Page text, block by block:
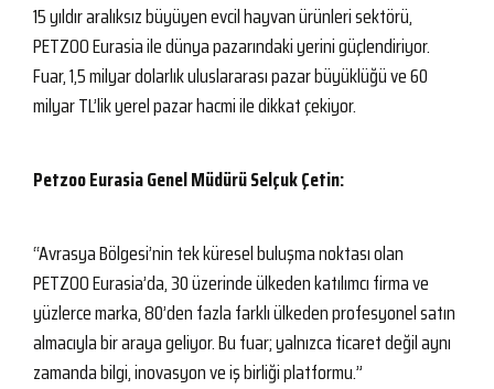
15 yıldır aralıksız büyüyen evcil hayvan ürünleri sektörü,
PETZOO Eurasia ile dünya pazarındaki yerini güçlendiriyor.
Fuar, 1,5 milyar dolarlık uluslararası pazar büyüklüğü ve 60
milyar TL’lik yerel pazar hacmi ile dikkat çekiyor.
Petzoo Eurasia Genel Müdürü Selçuk Çetin:
“Avrasya Bölgesi’nin tek küresel buluşma noktası olan
PETZOO Eurasia’da, 30 üzerinde ülkeden katılımcı firma ve
yüzlerce marka, 80’den fazla farklı ülkeden profesyonel satın
almacıyla bir araya geliyor. Bu fuar; yalnızca ticaret değil aynı
zamanda bilgi, inovasyon ve iş birliği platformu.”